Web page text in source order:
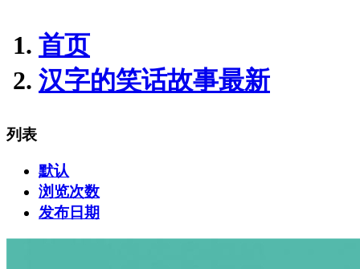
首页
汉字的笑话故事最新
列表
默认
浏览次数
发布日期